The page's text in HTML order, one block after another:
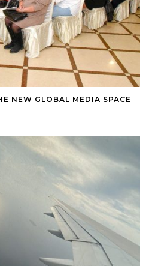
NEW GLOBAL MEDIA SPACE